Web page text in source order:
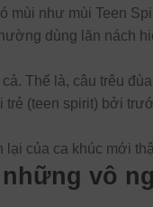
mùi như mùi Teen
dùng lăn nách
Thế là, câu trêu
(teen spirit) bởi
của ca khúc mới
vô